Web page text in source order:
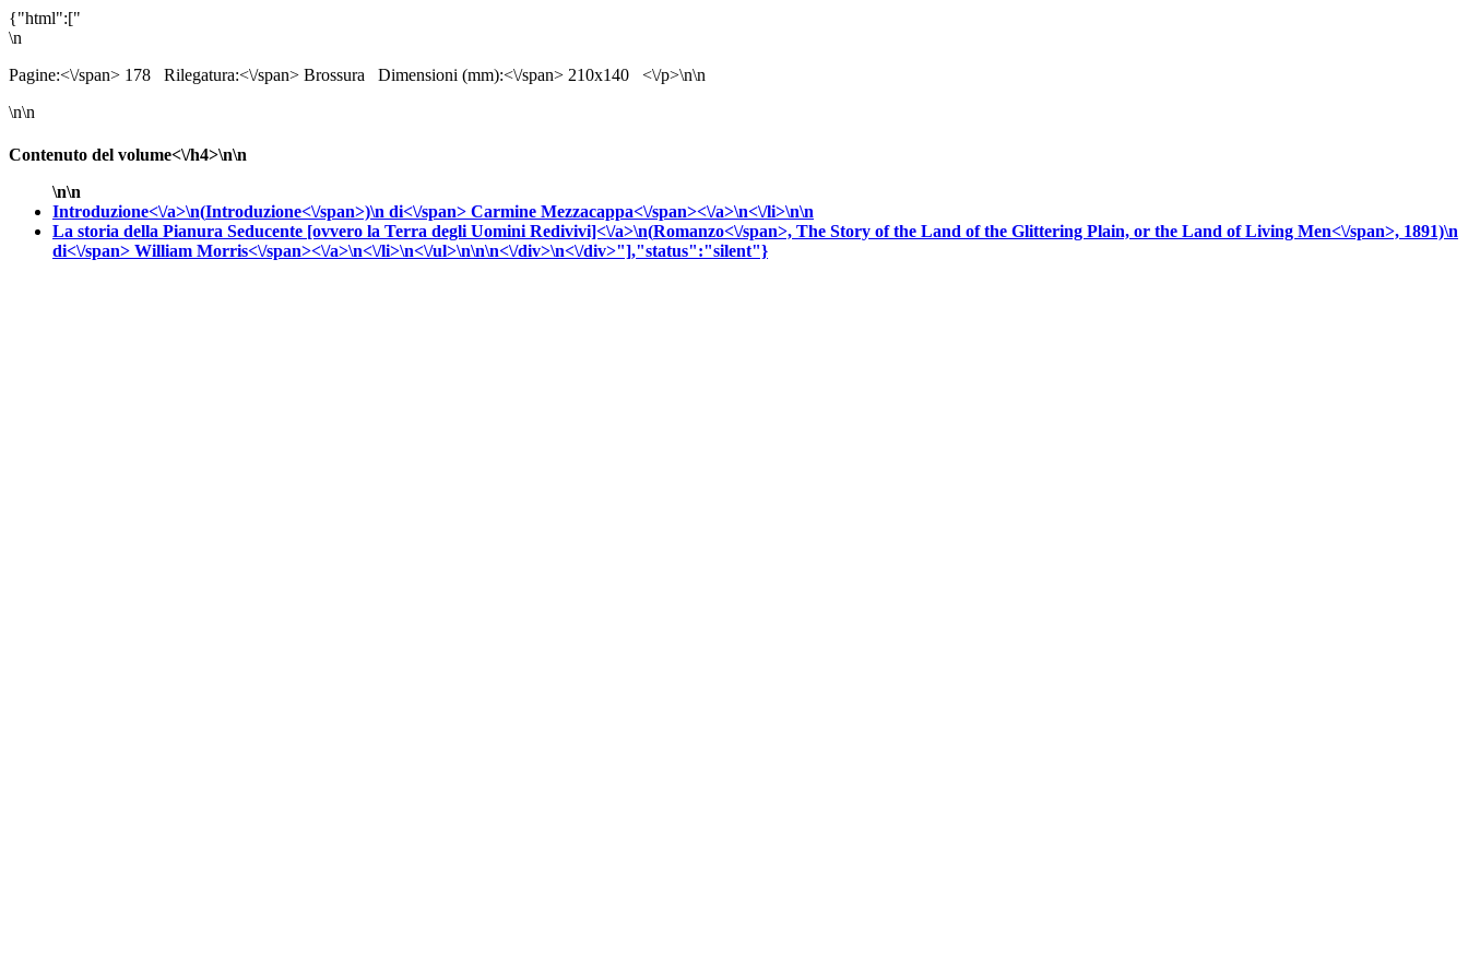
{"html":["
\n
Pagine:<\/span> 178 Rilegatura:<\/span> Brossura Dimensioni (mm):<\/span> 210x140 <\/p>\n\n
\n\n
Contenuto del volume<\/h4>\n\n
\n\n
Introduzione<\/a>\n(Introduzione<\/span>)\n di<\/span> Carmine Mezzacappa<\/span><\/a>\n<\/li>\n\n
La storia della Pianura Seducente [ovvero la Terra degli Uomini Redivivi]<\/a>\n(Romanzo<\/span>, The Story of the Land of the Glittering Plain, or the Land of Living Men<\/span>, 1891)\n
di<\/span> William Morris<\/span><\/a>\n<\/li>\n<\/ul>\n\n\n<\/div>\n<\/div>"],"status":"silent"}